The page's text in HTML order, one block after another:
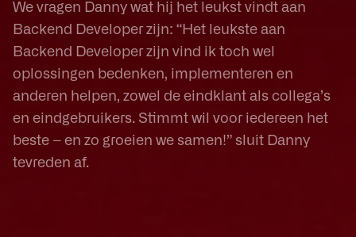
We vragen Danny wat hij het leukst vindt aan
Backend Developer zijn: “Het leukste aan
Backend Developer zijn vind ik toch wel
oplossingen bedenken, implementeren en
anderen helpen, zowel de eindklant als collega’s
en eindgebruikers. Stimmt wil voor iedereen het
beste – en zo groeien we samen!” sluit Danny
tevreden af.